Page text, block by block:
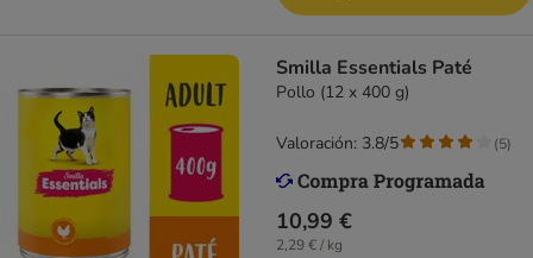
Smilla Essentials Paté
Pollo (12 x 400 g)
10,99 €
2,29 € / kg
Valoración: 3.8/5 (5)